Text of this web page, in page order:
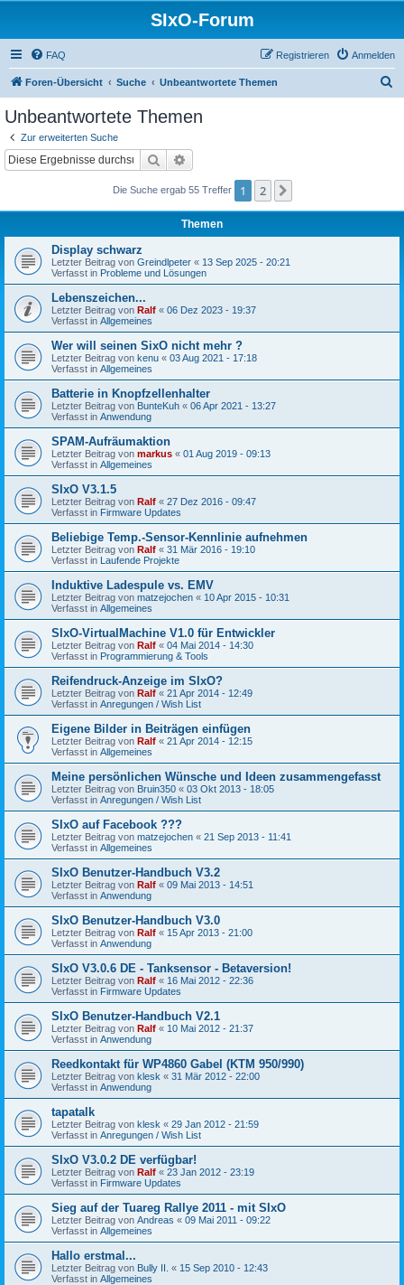
SIxO-Forum
FAQ Anmelden
Registrieren
Foren-Übersicht Suche Unbeantwortete Themen
Unbeantwortete Themen
Zur erweiterten Suche
Suche
Die Suche ergab 55 Treffer 1 2
Themen
Display schwarz
Letzter Beitrag von Greindlpeter « 13 Sep 2025 - 20:21
Verfasst in Probleme und Lösungen
Lebenszeichen...
Letzter Beitrag von Ralf « 06 Dez 2023 - 19:37
Verfasst in Allgemeines
Wer will seinen SixO nicht mehr ?
Letzter Beitrag von kenu « 03 Aug 2021 - 17:18
Verfasst in Allgemeines
Batterie in Knopfzellenhalter
Letzter Beitrag von BunteKuh « 06 Apr 2021 - 13:27
Verfasst in Anwendung
SPAM-Aufräumaktion
Letzter Beitrag von markus « 01 Aug 2019 - 09:13
Verfasst in Allgemeines
SIxO V3.1.5
Letzter Beitrag von Ralf « 27 Dez 2016 - 09:47
Verfasst in Firmware Updates
Beliebige Temp.-Sensor-Kennlinie aufnehmen
Letzter Beitrag von Ralf « 31 Mär 2016 - 19:10
Verfasst in Laufende Projekte
Induktive Ladespule vs. EMV
Letzter Beitrag von matzejochen « 10 Apr 2015 - 10:31
Verfasst in Allgemeines
SIxO-VirtualMachine V1.0 für Entwickler
Letzter Beitrag von Ralf « 04 Mai 2014 - 14:30
Verfasst in Programmierung & Tools
Reifendruck-Anzeige im SIxO?
Letzter Beitrag von Ralf « 21 Apr 2014 - 12:49
Verfasst in Anregungen / Wish List
Eigene Bilder in Beiträgen einfügen
Letzter Beitrag von Ralf « 21 Apr 2014 - 12:15
Verfasst in Allgemeines
Meine persönlichen Wünsche und Ideen zusammengefasst
Letzter Beitrag von Bruin350 « 03 Okt 2013 - 18:05
Verfasst in Anregungen / Wish List
SIxO auf Facebook ???
Letzter Beitrag von matzejochen « 21 Sep 2013 - 11:41
Verfasst in Allgemeines
SIxO Benutzer-Handbuch V3.2
Letzter Beitrag von Ralf « 09 Mai 2013 - 14:51
Verfasst in Anwendung
SIxO Benutzer-Handbuch V3.0
Letzter Beitrag von Ralf « 15 Apr 2013 - 21:00
Verfasst in Anwendung
SIxO V3.0.6 DE - Tanksensor - Betaversion!
Letzter Beitrag von Ralf « 16 Mai 2012 - 22:36
Verfasst in Firmware Updates
SIxO Benutzer-Handbuch V2.1
Letzter Beitrag von Ralf « 10 Mai 2012 - 21:37
Verfasst in Anwendung
Reedkontakt für WP4860 Gabel (KTM 950/990)
Letzter Beitrag von klesk « 31 Mär 2012 - 22:00
Verfasst in Anwendung
tapatalk
Letzter Beitrag von klesk « 29 Jan 2012 - 21:59
Verfasst in Anregungen / Wish List
SIxO V3.0.2 DE verfügbar!
Letzter Beitrag von Ralf « 23 Jan 2012 - 23:19
Verfasst in Firmware Updates
Sieg auf der Tuareg Rallye 2011 - mit SIxO
Letzter Beitrag von Andreas « 09 Mai 2011 - 09:22
Verfasst in Allgemeines
Hallo erstmal...
Letzter Beitrag von Bully II. « 15 Sep 2010 - 12:43
Verfasst in Allgemeines